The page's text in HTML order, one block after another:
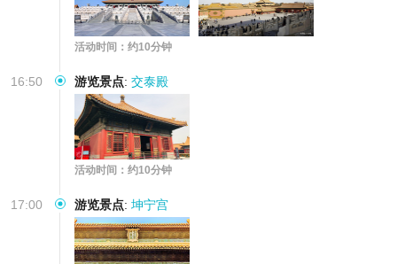
活动时间：约10分钟
16:50 游览景点: 交泰殿
活动时间：约10分钟
17:00 游览景点: 坤宁宫